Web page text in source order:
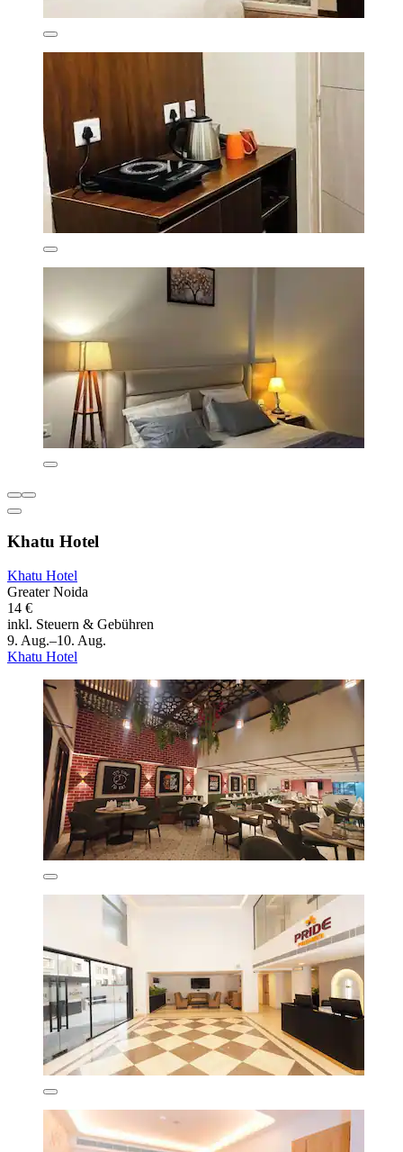
Khatu Hotel
Khatu Hotel
Greater Noida
14 €
inkl. Steuern & Gebühren
9. Aug.–10. Aug.
Khatu Hotel